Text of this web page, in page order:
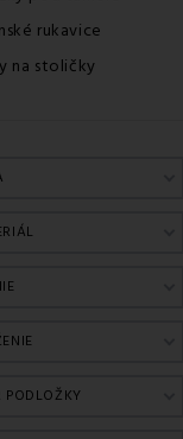
rukavice
na stoličky
PODLOŽKY